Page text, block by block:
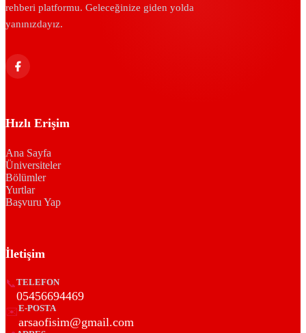
rehberi platformu. Geleceğinize giden yolda
yanınızdayız.
Hızlı Erişim
Ana Sayfa
Üniversiteler
Bölümler
Yurtlar
Başvuru Yap
İletişim
📞TELEFON
05456694469
✉️E-POSTA
arsaofisim@gmail.com